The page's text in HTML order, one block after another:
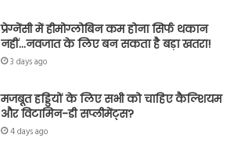
प्रेग्नेंसी में हीमोग्लोबिन कम होना सिर्फ थकान
नहीं…नवजात के लिए बन सकता है बड़ा खतरा!
3 days ago
मजबूत हड्डियों के लिए सभी को चाहिए कैल्शियम
और विटामिन-डी सप्लीमेंट्स?
4 days ago